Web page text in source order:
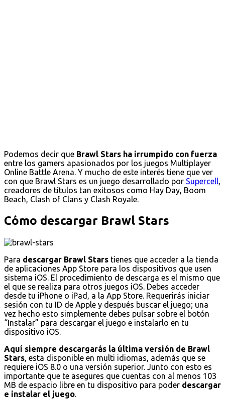
Podemos decir que Brawl Stars ha irrumpido con fuerza
entre los gamers apasionados por los juegos Multiplayer
Online Battle Arena. Y mucho de este interés tiene que ver
con que Brawl Stars es un juego desarrollado por Supercell,
creadores de títulos tan exitosos como Hay Day, Boom
Beach, Clash of Clans y Clash Royale.
Cómo descargar Brawl Stars
Para descargar Brawl Stars tienes que acceder a la tienda
de aplicaciones App Store para los dispositivos que usen
sistema iOS. El procedimiento de descarga es el mismo que
el que se realiza para otros juegos iOS. Debes acceder
desde tu iPhone o iPad, a la App Store. Requerirás iniciar
sesión con tu ID de Apple y después buscar el juego; una
vez hecho esto simplemente debes pulsar sobre el botón
“Instalar” para descargar el juego e instalarlo en tu
dispositivo iOS.
Aquí siempre descargarás la última versión de Brawl
Stars, esta disponible en multi idiomas, además que se
requiere iOS 8.0 o una versión superior. Junto con esto es
importante que te asegures que cuentas con al menos 103
MB de espacio libre en tu dispositivo para poder descargar
e instalar el juego.